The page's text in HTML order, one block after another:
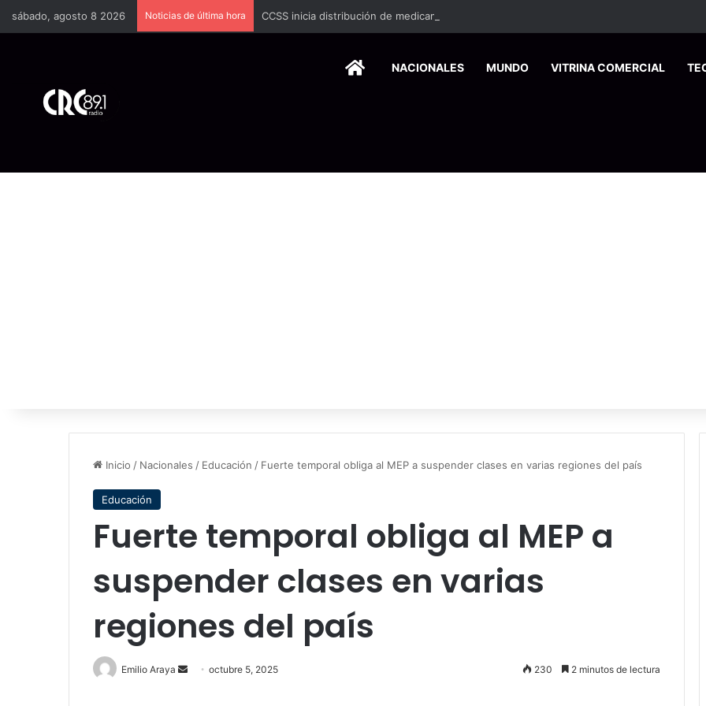
sábado, agosto 8 2026 Noticias de última hora
HOMENACIONALES MUNDO VITRINA COMERCIAL
Inicio / Nacionales / Educación / Fuerte temporal obliga al MEP a suspender clases en varias regiones del país
Educación
Fuerte temporal obliga al MEP a
suspender clases en varias
regiones del país
Emilio Araya
Sendoctubre 5, 2025 230 2 minutos de lectura